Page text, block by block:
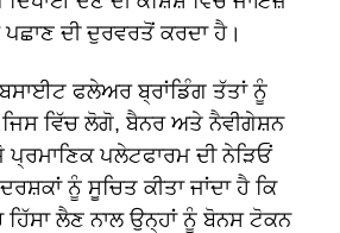
ਦੀ ਦੁਰਵਰਤੋਂ ਕਰਦਾ ਹੈ।
ਫਲੇਅਰ ਬ੍ਰਾਂਡਿੰਗ ਤੱਤਾਂ ਨੂੰ
ਜਿਸ ਵਿੱਚ ਲੋਗੋ, ਬੈਨਰ ਅਤੇ ਨੈਵੀਗੇਸ਼ਨ
ਪ੍ਰਮਾਣਿਕ ਪਲੇਟਫਾਰਮ ਦੀ ਨੇੜਿਓਂ
ਨੂੰ ਸੂਚਿਤ ਕੀਤਾ ਜਾਂਦਾ ਹੈ ਕਿ
ਹਿੱਸਾ ਲੈਣ ਨਾਲ ਉਨ੍ਹਾਂ ਨੂੰ ਬੋਨਸ ਟੋਕਨ